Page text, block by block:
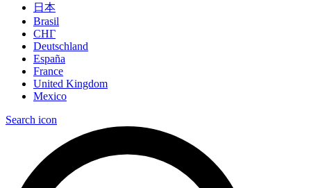
日本
Brasil
СНГ
Deutschland
España
France
United Kingdom
Mexico
Search icon